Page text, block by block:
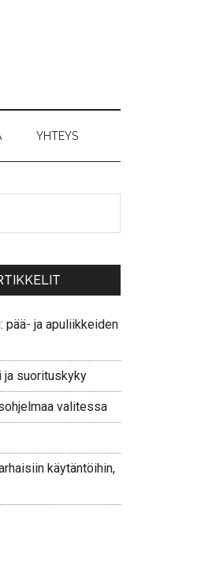
YHTEYS
pää- ja apuliikkeiden
ja suorituskyky
valitessa
käytäntöihin,